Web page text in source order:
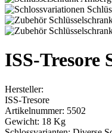
ISS-Tresore
Hersteller:
ISS-Tresore
Artikelnummer: 5502
Gewicht: 18 Kg